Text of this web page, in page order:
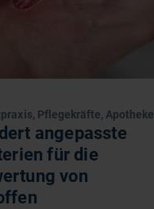
Pflegekräfte, Apotheke
angepasste
für die
von